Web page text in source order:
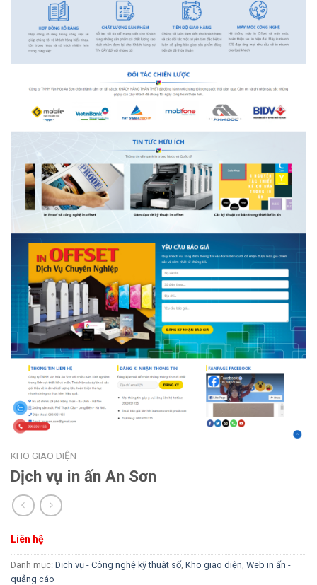
KHO GIAO DIỆN
Dịch vụ in ấn An Sơn
Liên hệ
Danh mục: Dịch vụ - Công nghệ kỹ thuật số, Kho giao diện Web in ấn -
quảng cáo